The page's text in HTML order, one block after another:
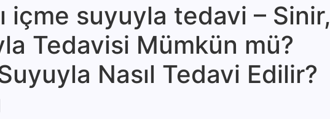
içme suyuyla tedavi – Sinir,
Tedavisi Mümkün mü?
Nasıl Tedavi Edilir?